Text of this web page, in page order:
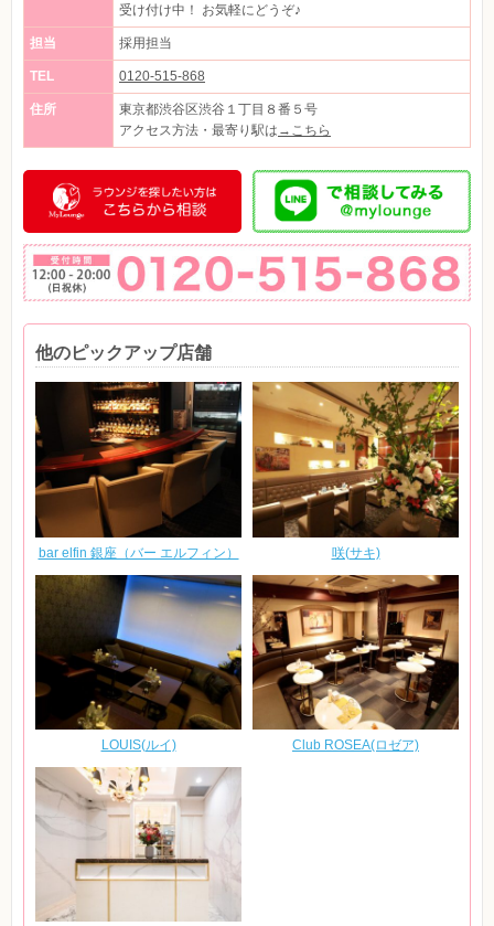
受け付け中！ お気軽にどうぞ♪
担当 採用担当
TEL 0120-515-868
住所
東京都渋谷区渋谷１丁目８番５号
アクセス方法・最寄り駅は →こちら
他のピックアップ店舗
bar elfin 銀座（バー エルフィン） 咲(サキ)
LOUIS(ルイ) Club ROSEA(ロゼア)